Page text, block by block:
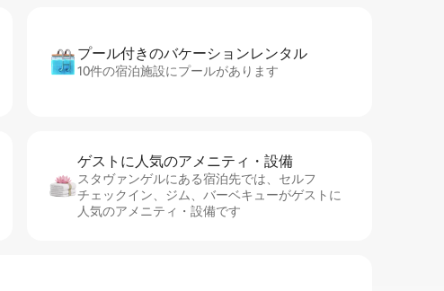
プール付きのバ⁠ケ⁠ー⁠シ⁠ョ⁠ンレ⁠ン⁠タ⁠ル
10件の宿泊施設にプールがあります
ゲストに人⁠気⁠のア⁠メ⁠ニ⁠テ⁠ィ・設⁠備
スタヴァンゲルにある宿泊先では、セ⁠ル⁠フ
チ⁠ェ⁠ッ⁠ク⁠イ⁠ン、ジム、バーベキューがゲストに
人気のアメニティ・設備です